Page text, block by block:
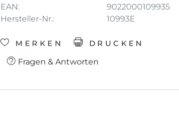
EAN:
9022000109935
Hersteller-Nr.:
10993E
MERKEN DRUCKEN
Fragen & Antworten